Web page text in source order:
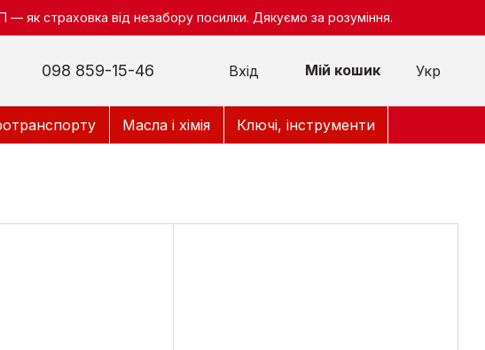
як страховка від незабору посилки. Дякуємо за розуміння.
098 859-15-46 Вхід Мій кошик Укр
Масла і хімія Ключі, інструменти